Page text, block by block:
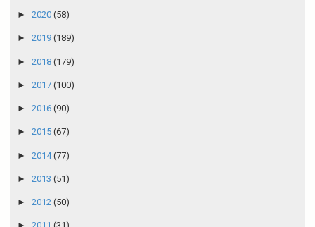
► 2020 (58)
► 2019 (189)
► 2018 (179)
► 2017 (100)
► 2016 (90)
► 2015 (67)
► 2014(77)
► 2013 (51)
► 2012 (50)